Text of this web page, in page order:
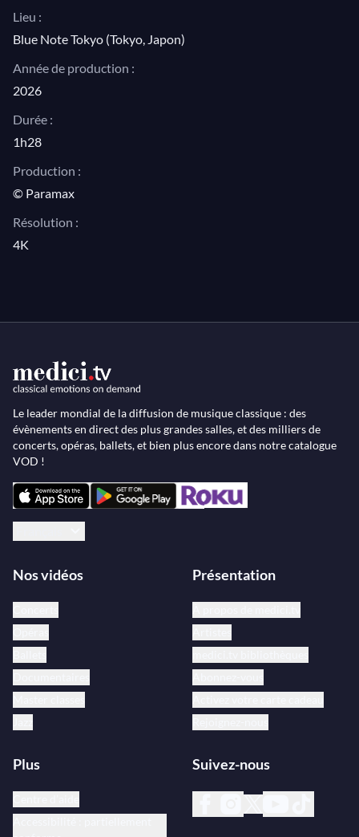
Lieu :
Blue Note Tokyo (Tokyo, Japon)
Année de production :
2026
Durée :
1h28
Production :
© Paramax
Résolution :
4K
Le leader mondial de la diffusion de musique classique : des
évènements en direct des plus grandes salles, et des milliers de
concerts, opéras, ballets, et bien plus encore dans notre catalogue
VOD !
Nos vidéos Présentation
Plus Suivez-nous